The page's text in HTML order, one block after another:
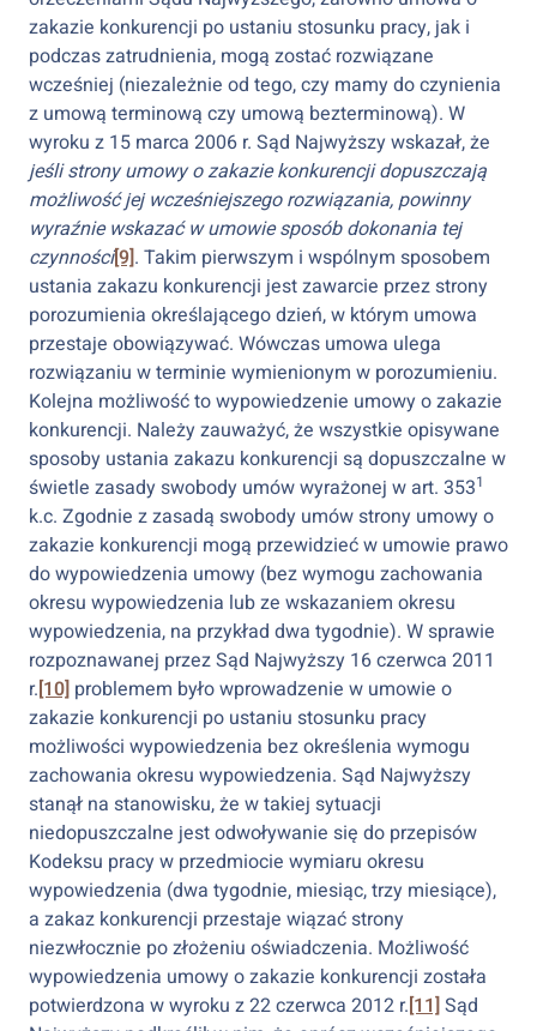
zakazie konkurencji po ustaniu stosunku pracy, jak i
podczas zatrudnienia, mogą zostać rozwiązane
wcześniej (niezależnie od tego, czy mamy do czynienia
z umową terminową czy umową bezterminową). W
wyroku z 15 marca 2006 r. Sąd Najwyższy wskazał, że
jeśli strony umowy o zakazie konkurencji dopuszczają
możliwość jej wcześniejszego rozwiązania, powinny
wyraźnie wskazać w umowie sposób dokonania tej
czynności[9]. Takim pierwszym i wspólnym sposobem
ustania zakazu konkurencji jest zawarcie przez strony
porozumienia określającego dzień, w którym umowa
przestaje obowiązywać. Wówczas umowa ulega
rozwiązaniu w terminie wymienionym w porozumieniu.
Kolejna możliwość to wypowiedzenie umowy o zakazie
konkurencji. Należy zauważyć, że wszystkie opisywane
sposoby ustania zakazu konkurencji są dopuszczalne w
świetle zasady swobody umów wyrażonej w art. 3531
k.c. Zgodnie z zasadą swobody umów strony umowy o
zakazie konkurencji mogą przewidzieć w umowie prawo
do wypowiedzenia umowy (bez wymogu zachowania
okresu wypowiedzenia lub ze wskazaniem okresu
wypowiedzenia, na przykład dwa tygodnie). W sprawie
rozpoznawanej przez Sąd Najwyższy 16 czerwca 2011
r.[10] problemem było wprowadzenie w umowie o
zakazie konkurencji po ustaniu stosunku pracy
możliwości wypowiedzenia bez określenia wymogu
zachowania okresu wypowiedzenia. Sąd Najwyższy
stanął na stanowisku, że w takiej sytuacji
niedopuszczalne jest odwoływanie się do przepisów
Kodeksu pracy w przedmiocie wymiaru okresu
wypowiedzenia (dwa tygodnie, miesiąc, trzy miesiące),
a zakaz konkurencji przestaje wiązać strony
niezwłocznie po złożeniu oświadczenia. Możliwość
wypowiedzenia umowy o zakazie konkurencji została
potwierdzona w wyroku z 22 czerwca 2012 r.[11]Sąd